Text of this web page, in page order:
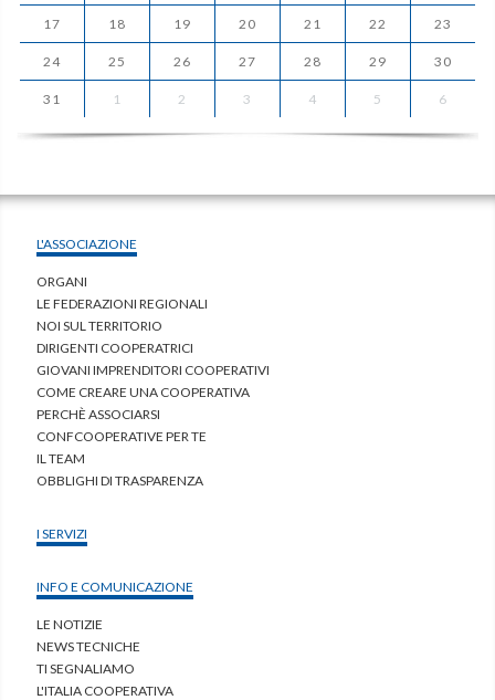
17 18 19 20 21 22 23
24 25 26 27 28 29 30
31 1 2 3 4 5 6
L'ASSOCIAZIONE
ORGANI
LE FEDERAZIONI REGIONALI
NOI SUL TERRITORIO
DIRIGENTI COOPERATRICI
GIOVANI IMPRENDITORI COOPERATIVI
COME CREARE UNA COOPERATIVA
PERCHÈ ASSOCIARSI
CONFCOOPERATIVE PER TE
IL TEAM
OBBLIGHI DI TRASPARENZA
I SERVIZI
INFO E COMUNICAZIONE
LE NOTIZIE
NEWS TECNICHE
TI SEGNALIAMO
L'ITALIA COOPERATIVA